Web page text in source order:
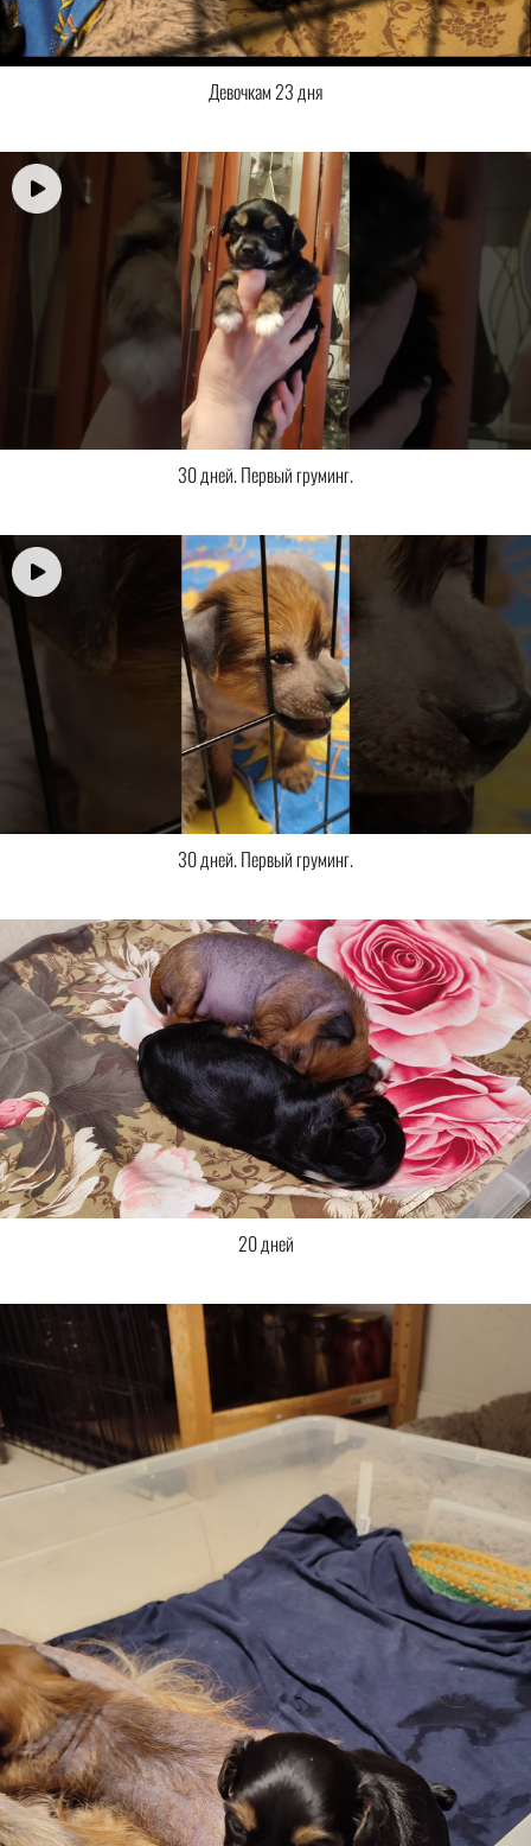
Девочкам 23 дня
30 дней. Первый груминг.
30 дней. Первый груминг.
20 дней